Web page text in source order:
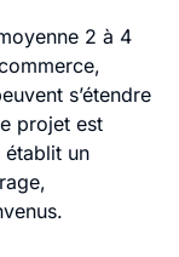
2 à 4
s’étendre
projet est
un